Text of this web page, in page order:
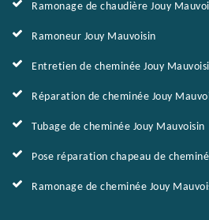
Ramonage de chaudière Jouy
Ramoneur Jouy Mauvoisin
Entretien de cheminée Jouy
Réparation de cheminée Jouy
Tubage de cheminée Jouy Mauvoisin
Pose réparation chapeau de
Ramonage de cheminée Jouy